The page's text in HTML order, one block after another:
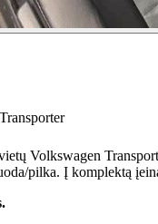
Volkswagen
pilka. Į komplektą